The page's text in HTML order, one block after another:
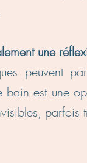
une
peuvent
est une
parfois